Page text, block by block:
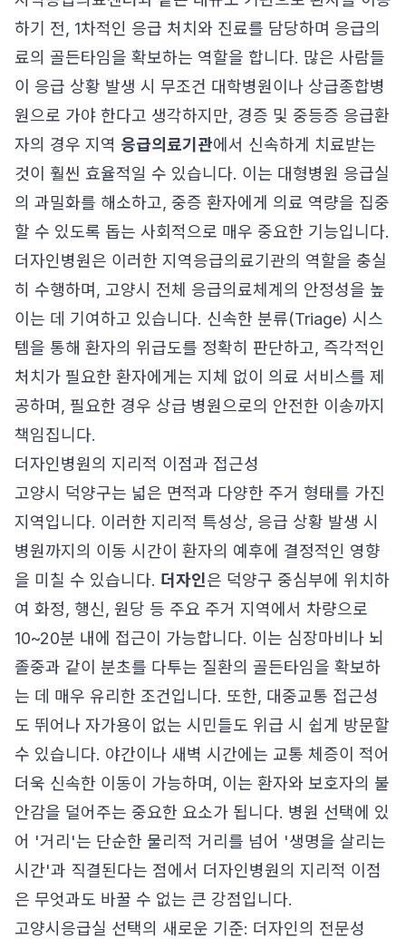
하기 전, 1차적인 응급 처치와 진료를 담당하며 응급의
료의 골든타임을 확보하는 역할을 합니다. 많은 사람들
이 응급 상황 발생 시 무조건 대학병원이나 상급종합병
원으로 가야 한다고 생각하지만, 경증 및 중등증 응급환
자의 경우 지역 응급의료기관에서 신속하게 치료받는
것이 훨씬 효율적일 수 있습니다. 이는 대형병원 응급실
의 과밀화를 해소하고, 중증 환자에게 의료 역량을 집중
할 수 있도록 돕는 사회적으로 매우 중요한 기능입니다.
더자인병원은 이러한 지역응급의료기관의 역할을 충실
히 수행하며, 고양시 전체 응급의료체계의 안정성을 높
이는 데 기여하고 있습니다. 신속한 분류(Triage) 시스
템을 통해 환자의 위급도를 정확히 판단하고, 즉각적인
처치가 필요한 환자에게는 지체 없이 의료 서비스를 제
공하며, 필요한 경우 상급 병원으로의 안전한 이송까지
책임집니다.
더자인병원의 지리적 이점과 접근성
고양시 덕양구는 넓은 면적과 다양한 주거 형태를 가진
지역입니다. 이러한 지리적 특성상, 응급 상황 발생 시
병원까지의 이동 시간이 환자의 예후에 결정적인 영향
을 미칠 수 있습니다. 더자인은 덕양구 중심부에 위치하
여 화정, 행신, 원당 등 주요 주거 지역에서 차량으로
10~20분 내에 접근이 가능합니다. 이는 심장마비나 뇌
졸중과 같이 분초를 다투는 질환의 골든타임을 확보하
는 데 매우 유리한 조건입니다. 또한, 대중교통 접근성
도 뛰어나 자가용이 없는 시민들도 위급 시 쉽게 방문할
수 있습니다. 야간이나 새벽 시간에는 교통 체증이 적어
더욱 신속한 이동이 가능하며, 이는 환자와 보호자의 불
안감을 덜어주는 중요한 요소가 됩니다. 병원 선택에 있
어 '거리'는 단순한 물리적 거리를 넘어 '생명을 살리는
시간'과 직결된다는 점에서 더자인병원의 지리적 이점
은 무엇과도 바꿀 수 없는 큰 강점입니다.
고양시응급실 선택의 새로운 기준: 더자인의 전문성